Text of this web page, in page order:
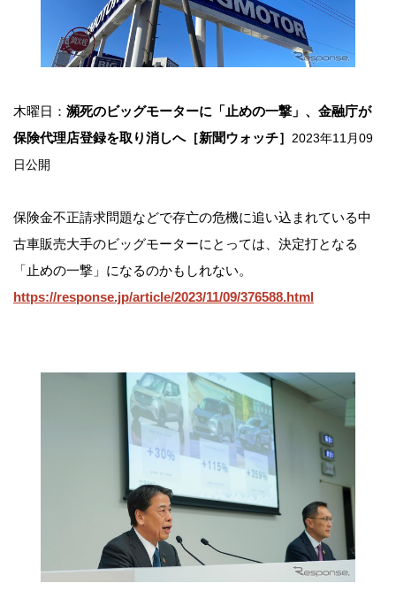
木曜日： 瀕死のビッグモーターに「止めの一撃」、金融庁が
保険代理店登録を取り消しへ［新聞ウォッチ］ 2023年11月09
日公開
保険金不正請求問題などで存亡の危機に追い込まれている中
古車販売大手のビッグモーターにとっては、決定打となる
「止めの一撃」になるのかもしれない。
https://response.jp/article/2023/11/09/376588.html